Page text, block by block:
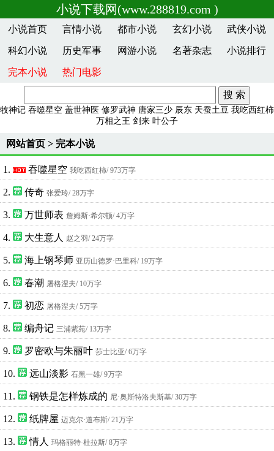
小说下载网(www.288819.com )
小说首页 言情小说 都市小说 玄幻小说 武侠小说
科幻小说 历史军事 网游小说 名著杂志 小说排行
完本小说 热门电影
牧神记 吞噬星空 盖世神医 修罗武神 唐家三少 辰东 天蚕土豆 我吃西红柿
万相之王 剑来 叶公子
网站首页 > 完本小说
1. 吞噬星空 我吃西红柿/ 973万字
2. 传奇 张爱玲/ 28万字
3. 万世师表 詹姆斯·希尔顿/ 4万字
4. 大生意人 赵之羽/ 24万字
5. 海上钢琴师 亚历山德罗·巴里科/ 19万字
6. 春潮 屠格涅夫/ 10万字
7. 初恋 屠格涅夫/ 5万字
8. 编舟记 三浦紫苑/ 13万字
9. 罗密欧与朱丽叶 莎士比亚/ 6万字
10. 远山淡影 石黑一雄/ 9万字
11. 钢铁是怎样炼成的 尼·奥斯特洛夫斯基/ 30万字
12. 纸牌屋 迈克尔·道布斯/ 21万字
13. 情人 玛格丽特·杜拉斯/ 8万字